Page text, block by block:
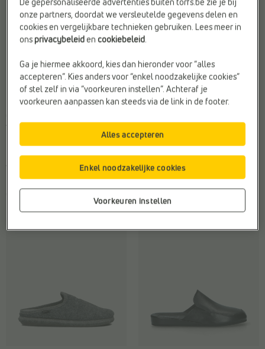
Torfs Home
€ 35,95
Breedte zool:
F - Normale voet
Merk:Torfs Home
Web-Only:
Breedte zool:
F - Normale voet
Kleur:Blauw
Materiaal:Stof
onze partners, doordat we versleutelde gegevens delen en
cookies en vergelijkbare technieken gebruiken. Lees meer in
onsprivacybeleidencookiebeleid.
Ga je hiermee akkoord, kies dan hieronder voor “alles
accepteren”. Kies anders voor “enkel noodzakelijke cookies”
of stel zelf in via “voorkeuren instellen”. Achteraf je
voorkeuren aanpassen kan steeds via de link in de footer.
Voorkeuren instellen
Enkel noodzakelijke cookies
Alles accepteren